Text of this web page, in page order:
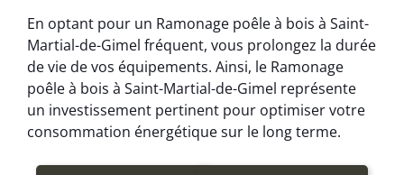
En optant pour un Ramonage poêle à bois à Saint-
Martial-de-Gimel fréquent, vous prolongez la durée
de vie de vos équipements. Ainsi, le Ramonage
poêle à bois à Saint-Martial-de-Gimel représente
un investissement pertinent pour optimiser votre
consommation énergétique sur le long terme.